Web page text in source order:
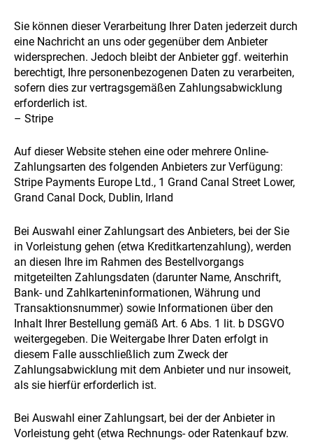
Sie können dieser Verarbeitung Ihrer Daten jederzeit durch
eine Nachricht an uns oder gegenüber dem Anbieter
widersprechen. Jedoch bleibt der Anbieter ggf. weiterhin
berechtigt, Ihre personenbezogenen Daten zu verarbeiten,
sofern dies zur vertragsgemäßen Zahlungsabwicklung
erforderlich ist.
– Stripe
Auf dieser Website stehen eine oder mehrere Online-
Zahlungsarten des folgenden Anbieters zur Verfügung:
Stripe Payments Europe Ltd., 1 Grand Canal Street Lower,
Grand Canal Dock, Dublin, Irland
Bei Auswahl einer Zahlungsart des Anbieters, bei der Sie
in Vorleistung gehen (etwa Kreditkartenzahlung), werden
an diesen Ihre im Rahmen des Bestellvorgangs
mitgeteilten Zahlungsdaten (darunter Name, Anschrift,
Bank- und Zahlkarteninformationen, Währung und
Transaktionsnummer) sowie Informationen über den
Inhalt Ihrer Bestellung gemäß Art. 6 Abs. 1 lit. b DSGVO
weitergegeben. Die Weitergabe Ihrer Daten erfolgt in
diesem Falle ausschließlich zum Zweck der
Zahlungsabwicklung mit dem Anbieter und nur insoweit,
als sie hierfür erforderlich ist.
Bei Auswahl einer Zahlungsart, bei der der Anbieter in
Vorleistung geht (etwa Rechnungs- oder Ratenkauf bzw.